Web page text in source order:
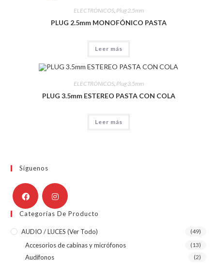
ELECTRÓNICOS, Plug 2.5mm
PLUG 2.5mm MONOFÓNICO PASTA
Leer más
ELECTRÓNICOS, Plug 3.5mm
PLUG 3.5mm ESTEREO PASTA CON COLA
Leer más
Síguenos
Categorías De Producto
AUDIO / LUCES (ver Todo) (49)
Accesorios de cabinas y micrófonos (13)
Audífonos (2)